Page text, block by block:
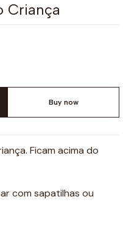
Criança
Buy now
Ficam acima do
com sapatilhas ou